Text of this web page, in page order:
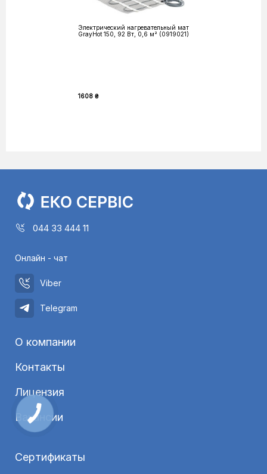
Электрический нагревательный мат
GrayHot 150, 92 Вт, 0,6 м² (0919021)
1608 ₴
044 33 444 11
Онлайн - чат
Viber
Telegram
О компании
Контакты
Лицензия
Вакансии
Сертификаты